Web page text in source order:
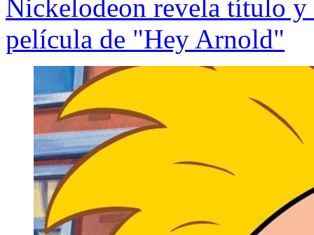
Nickelodeon revela título y
película de "Hey Arnold"